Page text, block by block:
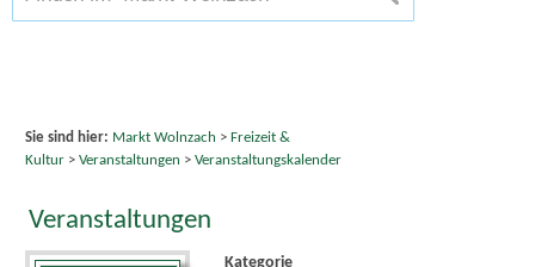
Sie sind hier: Markt Wolnzach > Freizeit &
Kultur> Veranstaltungen > Veranstaltungskalender
Veranstaltungen
Kategorie